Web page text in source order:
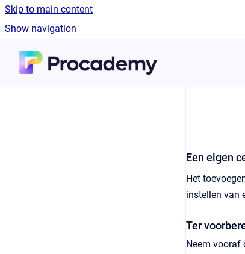
Skip to main content
Show navigation
Een eigen
Het
instellen van
Ter
Neem vooraf